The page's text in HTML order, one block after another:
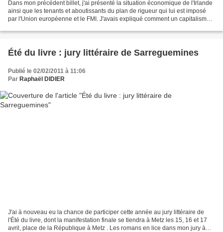
Dans mon précédent billet, j'ai présenté la situation économique de l'Irlande
ainsi que les tenants et aboutissants du plan de rigueur qui lui est imposé
par l'Union européenne et le FMI. J'avais expliqué comment un capitalisme
Été du livre : jury littéraire de Sarreguemines
Publié le 02/02/2011 à 11:06
Par Raphaël DIDIER
J'ai à nouveau eu la chance de participer cette année au jury littéraire de
l'Été du livre, dont la manifestation finale se tiendra à Metz les 15, 16 et 17
avril, place de la République à Metz . Les romans en lice dans mon jury à